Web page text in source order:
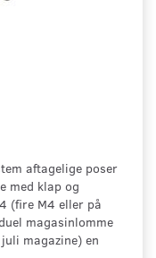
aftagelige poser
med klap og
(fire M4 eller på
magasinlomme
magazine) en